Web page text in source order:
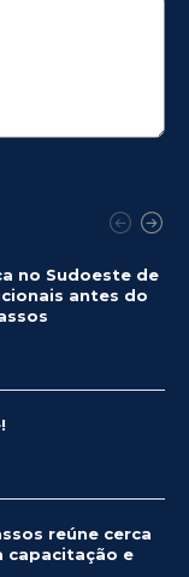
no Sudoeste de
antes do
reúne cerca
capacitação e